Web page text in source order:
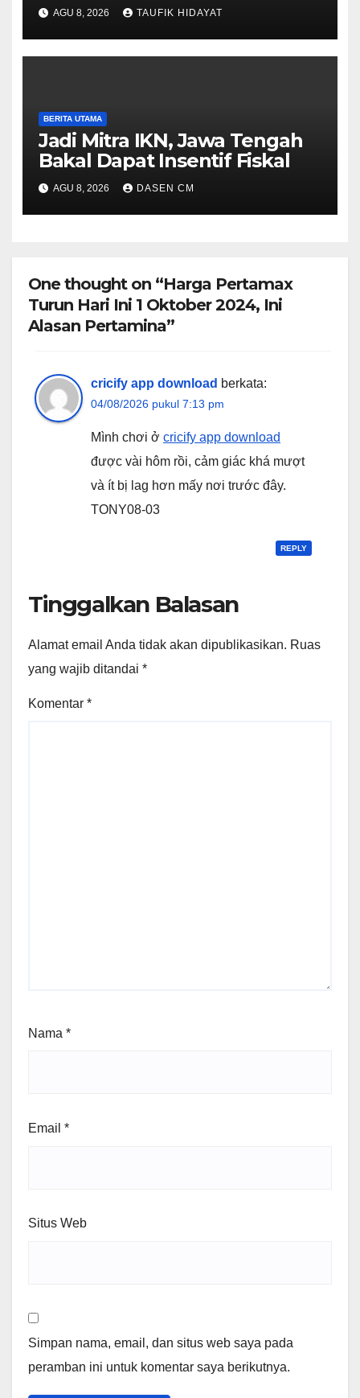
untuk Dorong Penegakan
Hukum yang Profesional
AGU 8, 2026 TAUFIK HIDAYAT
BERITA UTAMA
Jadi Mitra IKN, Jawa Tengah
Bakal Dapat Insentif Fiskal
AGU 8, 2026 DASEN CM
One thought on “Harga Pertamax
Turun Hari Ini 1 Oktober 2024, Ini
Alasan Pertamina”
cricify app download berkata:
04/08/2026 pukul 7:13 pm
Mình chơi ở cricify app download
được vài hôm rồi, cảm giác khá mượt
và ít bị lag hơn mấy nơi trước đây.
TONY08-03
REPLY
Tinggalkan Balasan
Alamat email Anda tidak akan dipublikasikan. Ruas
yang wajib ditandai *
Komentar *
Nama *
Email *
Situs Web
Simpan nama, email, dan situs web saya pada
peramban ini untuk komentar saya berikutnya.